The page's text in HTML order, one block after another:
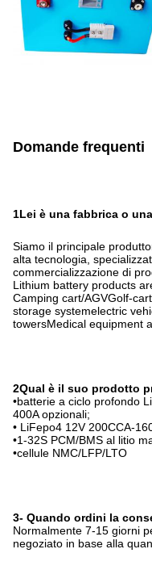
Domande frequenti
1Lei è una fabbrica o
Siamo il principale
alta tecnologia,
commercializzazione di
Lithium battery products
Camping cart/AGVGolf-
storage systemelectric
towersMedical equipment
2Qual è il suo prodotto
•batterie a ciclo profondo
400A opzionali;
• LiFepo4 12V 200CCA-
•1-32S PCM/BMS al litio
•cellule NMC/LFP/LTO
3- Quando ordini la
Normalmente 7-15 giorni
negoziato in base alla